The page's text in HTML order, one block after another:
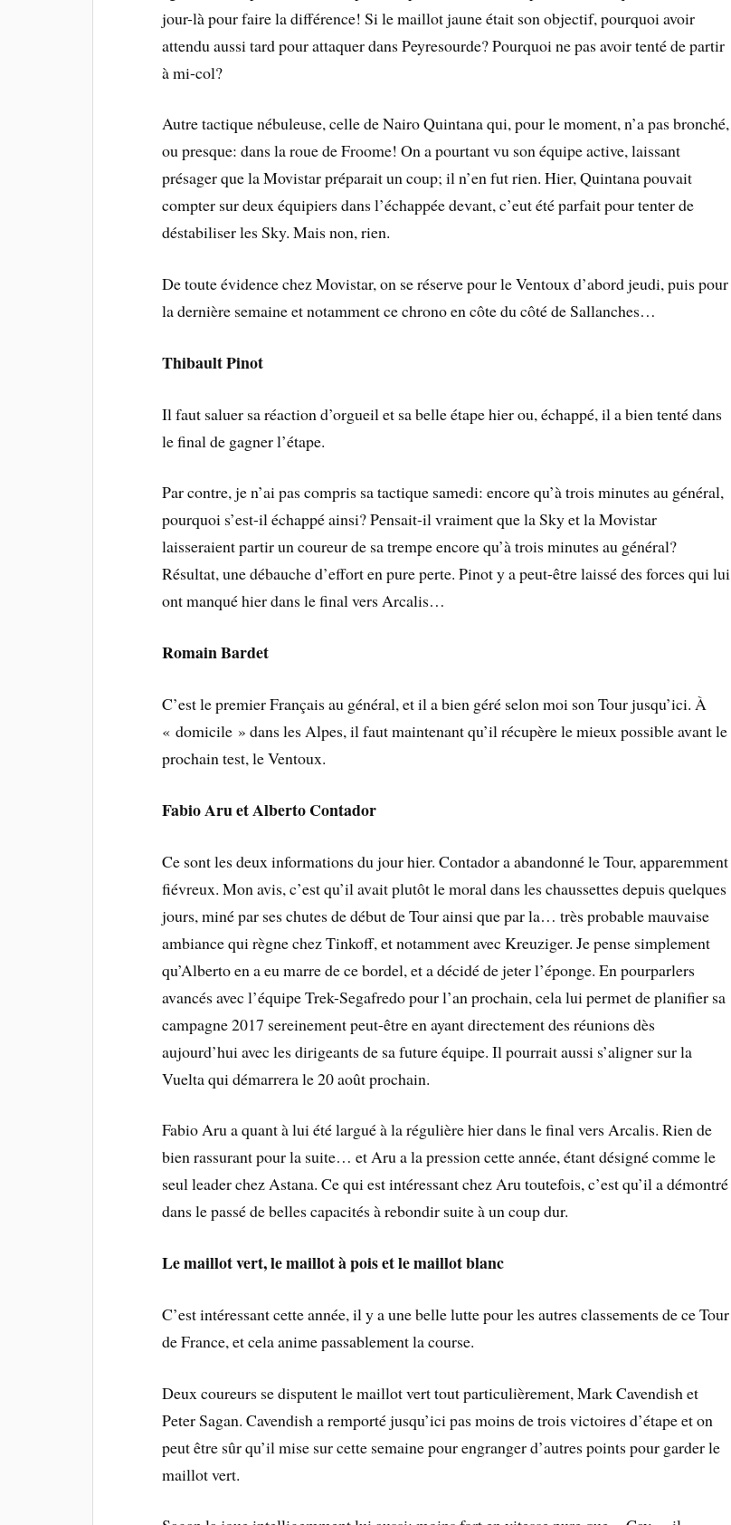
jour-là pour faire la différence! Si le maillot jaune était son objectif, pourquoi avoir
attendu aussi tard pour attaquer dans Peyresourde? Pourquoi ne pas avoir tenté de partir
à mi-col?
Autre tactique nébuleuse, celle de Nairo Quintana qui, pour le moment, n’a pas bronché,
ou presque: dans la roue de Froome! On a pourtant vu son équipe active, laissant
présager que la Movistar préparait un coup; il n’en fut rien. Hier, Quintana pouvait
compter sur deux équipiers dans l’échappée devant, c’eut été parfait pour tenter de
déstabiliser les Sky. Mais non, rien.
De toute évidence chez Movistar, on se réserve pour le Ventoux d’abord jeudi, puis pour
la dernière semaine et notamment ce chrono en côte du côté de Sallanches…
Thibault Pinot
Il faut saluer sa réaction d’orgueil et sa belle étape hier ou, échappé, il a bien tenté dans
le final de gagner l’étape.
Par contre, je n’ai pas compris sa tactique samedi: encore qu’à trois minutes au général,
pourquoi s’est-il échappé ainsi? Pensait-il vraiment que la Sky et la Movistar
laisseraient partir un coureur de sa trempe encore qu’à trois minutes au général?
Résultat, une débauche d’effort en pure perte. Pinot y a peut-être laissé des forces qui lui
ont manqué hier dans le final vers Arcalis…
Romain Bardet
C’est le premier Français au général, et il a bien géré selon moi son Tour jusqu’ici. À
« domicile » dans les Alpes, il faut maintenant qu’il récupère le mieux possible avant le
prochain test, le Ventoux.
Fabio Aru et Alberto Contador
Ce sont les deux informations du jour hier. Contador a abandonné le Tour, apparemment
fiévreux. Mon avis, c’est qu’il avait plutôt le moral dans les chaussettes depuis quelques
jours, miné par ses chutes de début de Tour ainsi que par la… très probable mauvaise
ambiance qui règne chez Tinkoff, et notamment avec Kreuziger. Je pense simplement
qu’Alberto en a eu marre de ce bordel, et a décidé de jeter l’éponge. En pourparlers
avancés avec l’équipe Trek-Segafredo pour l’an prochain, cela lui permet de planifier sa
campagne 2017 sereinement peut-être en ayant directement des réunions dès
aujourd’hui avec les dirigeants de sa future équipe. Il pourrait aussi s’aligner sur la
Vuelta qui démarrera le 20 août prochain.
Fabio Aru a quant à lui été largué à la régulière hier dans le final vers Arcalis. Rien de
bien rassurant pour la suite… et Aru a la pression cette année, étant désigné comme le
seul leader chez Astana. Ce qui est intéressant chez Aru toutefois, c’est qu’il a démontré
dans le passé de belles capacités à rebondir suite à un coup dur.
Le maillot vert, le maillot à pois et le maillot blanc
C’est intéressant cette année, il y a une belle lutte pour les autres classements de ce Tour
de France, et cela anime passablement la course.
Deux coureurs se disputent le maillot vert tout particulièrement, Mark Cavendish et
Peter Sagan. Cavendish a remporté jusqu’ici pas moins de trois victoires d’étape et on
peut être sûr qu’il mise sur cette semaine pour engranger d’autres points pour garder le
maillot vert.